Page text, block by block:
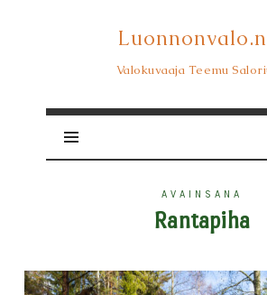
Valokuvaaja Teemu
AVAINSANA
Rantapiha